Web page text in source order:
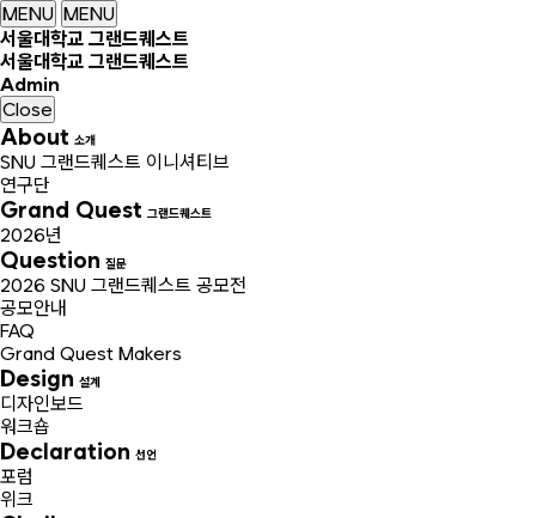
MENU MENU
서울대학교 그랜드퀘스트
서울대학교 그랜드퀘스트
Admin
Close
About 소개
SNU 그랜드퀘스트 이니셔티브
연구단
Grand Quest 그랜드퀘스트
2026년
Question 질문
2026 SNU 그랜드퀘스트 공모전
공모안내
FAQ
Grand Quest Makers
Design 설계
디자인보드
워크숍
Declaration 선언
포럼
위크